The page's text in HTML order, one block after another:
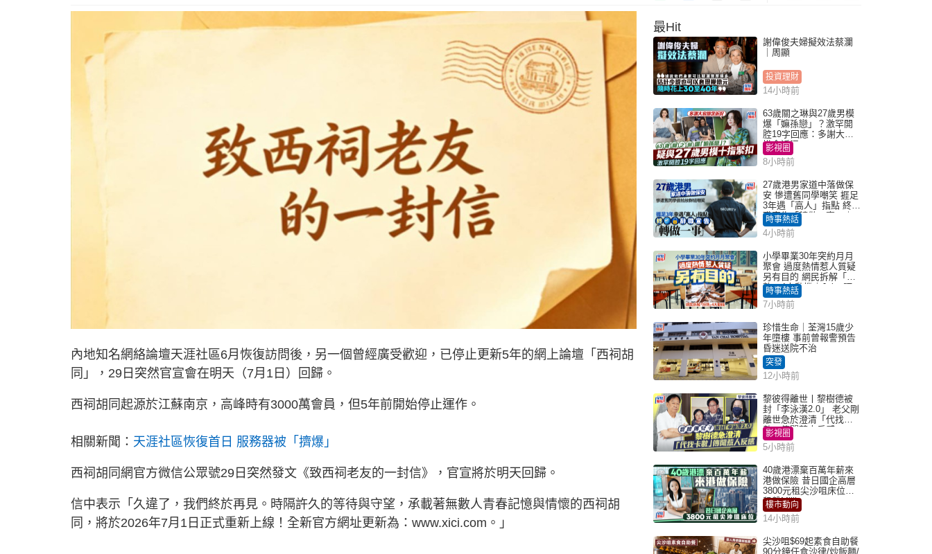
內地知名網絡論壇天涯社區6月恢復訪問後，另一個曾經廣受歡迎，已停止更新5年的網上論壇「西祠胡
同」，29日突然官宣會在明天（7月1日）回歸。
西祠胡同起源於江蘇南京，高峰時有3000萬會員，但5年前開始停止運作。
相關新聞： 天涯社區恢復首日 服務器被「擠爆」
西祠胡同網官方微信公眾號29日突然發文《致西祠老友的一封信》，官宣將於明天回歸。
信中表示「久違了，我們終於再見。時隔許久的等待與守望，承載著無數人青春記憶與情懷的西祠胡
同，將於2026年7月1日正式重新上線！全新官方網址更新為：www.xici.com。」
最Hit
謝偉俊夫婦擬效法蔡瀾
｜周顯
投資理財
14小時前
63歲關之琳與27歲男模
爆「嫲孫戀」？激罕開
腔19字回應：多謝大家
掛念近況
影視圈
8小時前
27歲港男家道中落做保
安 慘遭舊同學嘲笑 捱足
3年遇「高人」指點 終辭
職宣告「轉做一事」｜
Juicy叮
時事熱話
4小時前
小學畢業30年突約月月
聚會 過度熱情惹人質疑
另有目的 網民拆解「扮
熟」4大動機｜Juicy叮
時事熱話
7小時前
珍惜生命｜荃灣15歲少
年墮樓 事前曾報警預告
昏迷送院不治
突發
12小時前
黎彼得離世丨黎樹德被
封「李泳漢2.0」 老父剛
離世急於澄清「代找卡
數」傳聞惹人反感
影視圈
5小時前
40歲港漂棄百萬年薪來
港做保險 昔日國企高層
3800元租尖沙咀床位｜
租盤Million
樓市動向
14小時前
尖沙咀$69起素食自助餐
90分鐘任食沙律/炒飯麵/